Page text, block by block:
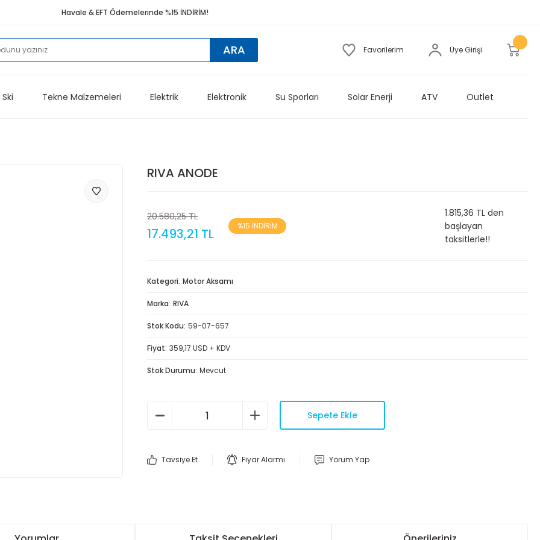
Havale & EFT Ödemelerinde %15 İNDİRİM!
ARA Favorilerim Üye Girişi
Tekne Malzemeleri Elektrik Elektronik Su Sporları Solar Enerji ATV Outlet
RIVA ANODE
20.580,25 TL
17.493,21 TL %15 İNDİRİM
1.815,36 TL den
başlayan
taksitlerle!!
Kategori Motor Aksamı
Marka RIVA
Stok Kodu 59-07-657
Fiyat 359,17 USD + KDV
Stok Durumu Mevcut
Sepete Ekle
Tavsiye Et Fiyar Alarmı Yorum Yap